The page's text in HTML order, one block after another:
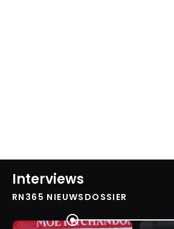
Interviews
RN365 NIEUWSDOSSIER